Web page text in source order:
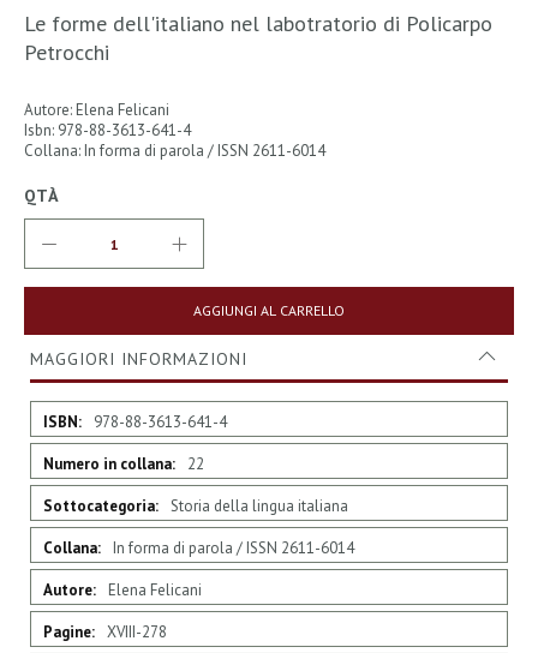
Le forme dell'italiano nel labotratorio di Policarpo
Petrocchi
Autore: Elena Felicani
Isbn: 978-88-3613-641-4
Collana: In forma di parola / ISSN 2611-6014
QTÀ
AGGIUNGI AL CARRELLO
MAGGIORI INFORMAZIONI
Informazioni978-88-3613-641-4
22
Storia della lingua italiana
In forma di parola / ISSN 2611-6014
Elena Felicani
XVIII-278